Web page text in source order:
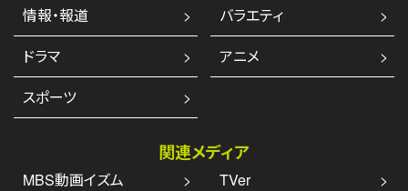
情報・報道
バラエティ
ドラマ
アニメ
スポーツ
関連メディア
MBS動画イズム TVer